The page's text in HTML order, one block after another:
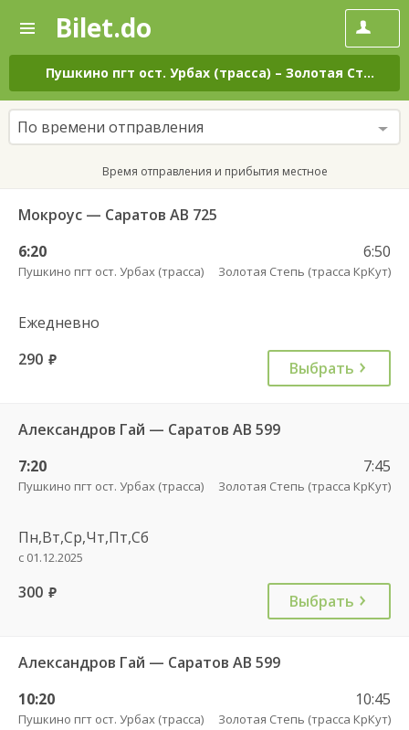
—
Поиск
и
покупка
билетов
на
автобус
онлайн
Bilet.do
Пушкино пгт ост. Урбах (трасса) – Золотая Степь (трасса КрКут)
По времени отправления
Время отправления и прибытия местное
Мокроус — Саратов АВ 725
6:20
Пушкино пгт ост. Урбах (трасса)
6:50
Золотая Степь (трасса КрКут)
Ежедневно
290 руб. Выбрать
Александров Гай — Саратов АВ 599
7:20
Пушкино пгт ост. Урбах (трасса)
7:45
Золотая Степь (трасса КрКут)
Пн,Вт,Ср,Чт,Пт,Сб
с 01.12.2025
300 руб. Выбрать
Александров Гай — Саратов АВ 599
10:20
Пушкино пгт ост. Урбах (трасса)
10:45
Золотая Степь (трасса КрКут)